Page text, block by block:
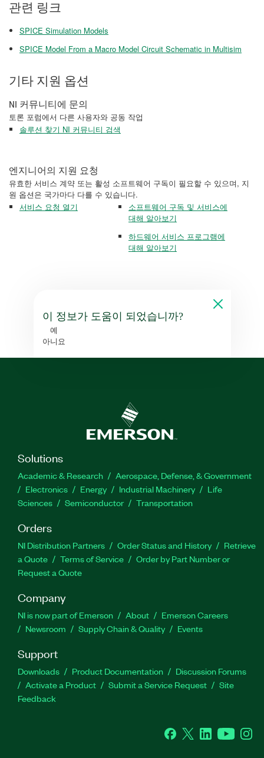
관련 링크
SPICE Simulation Models
SPICE Model From a Macro Model Circuit Schematic in Multisim
기타 지원 옵션
NI 커뮤니티에 문의
토론 포럼에서 다른 사용자와 공동 작업
솔루션 찾기 NI 커뮤니티 검색
엔지니어의 지원 요청
유효한 서비스 계약 또는 활성 소프트웨어 구독이 필요할 수 있으며, 지
원 옵션은 국가마다 다를 수 있습니다.
서비스 요청 열기
소프트웨어 구독 및 서비스에
대해 알아보기
하드웨어 서비스 프로그램에
대해 알아보기
이 정보가 도움이 되었습니까?
예
아니요
Solutions
Academic & Research
Aerospace, Defense, & Government
Electronics
Energy Industrial Machinery
Life
Sciences
Semiconductor Transportation
Orders
NI Distribution Partners Order Status and History
Retrieve
a Quote
Terms of Service
Order by Part Number or
Request a Quote
Company
NI is now part of Emerson About
Emerson Careers
Newsroom
Supply Chain & Quality Events
Support
Downloads Product Documentation
Discussion Forums
Activate a Product
Submit a Service Request
Site
Feedback
Facebook
Twitter LinkedInYouTube